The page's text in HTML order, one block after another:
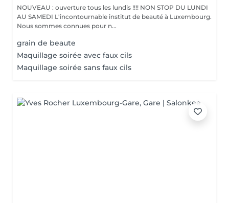
NOUVEAU : ouverture tous les lundis !!!! NON STOP DU LUNDI
AU SAMEDI L'incontournable institut de beauté à Luxembourg.
Nous sommes connues pour n...
grain de beaute
Maquillage soirée avec faux cils
Maquillage soirée sans faux cils